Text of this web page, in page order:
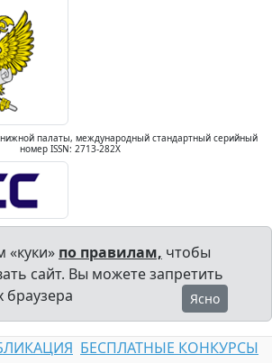
палаты, международный стандартный серийный
номер ISSN: 2713-282X
по правилам, чтобы
сайт. Вы можете запретить
браузера
Ясно
БЕСПЛАТНЫЕ КОНКУРСЫ